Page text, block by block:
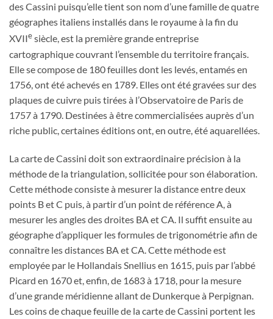
des Cassini puisqu’elle tient son nom d’une famille de quatre
géographes italiens installés dans le royaume à la fin du
XVIIesiècle, est la première grande entreprise
cartographique couvrant l’ensemble du territoire français.
Elle se compose de 180 feuilles dont les levés, entamés en
1756, ont été achevés en 1789. Elles ont été gravées sur des
plaques de cuivre puis tirées à l’Observatoire de Paris de
1757 à 1790. Destinées à être commercialisées auprès d’un
riche public, certaines éditions ont, en outre, été aquarellées.
La carte de Cassini doit son extraordinaire précision à la
méthode de la triangulation, sollicitée pour son élaboration.
Cette méthode consiste à mesurer la distance entre deux
points B et C puis, à partir d’un point de référence A, à
mesurer les angles des droites BA et CA. Il suffit ensuite au
géographe d’appliquer les formules de trigonométrie afin de
connaître les distances BA et CA. Cette méthode est
employée par le Hollandais Snellius en 1615, puis par l’abbé
Picard en 1670 et, enfin, de 1683 à 1718, pour la mesure
d’une grande méridienne allant de Dunkerque à Perpignan.
Les coins de chaque feuille de la carte de Cassini portent les